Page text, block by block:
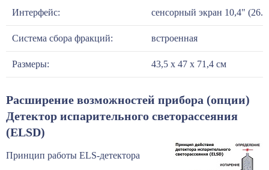
Интерфейс: cенсорный экран 10,4"
Система сбора фракций: встроенная
Размеры: 43,5 х 47 х 71,4 см
Расширение возможностей прибора (опции)
Детектор испарительного светорассеяния
(ELSD)
Принцип работы ELS-детектора